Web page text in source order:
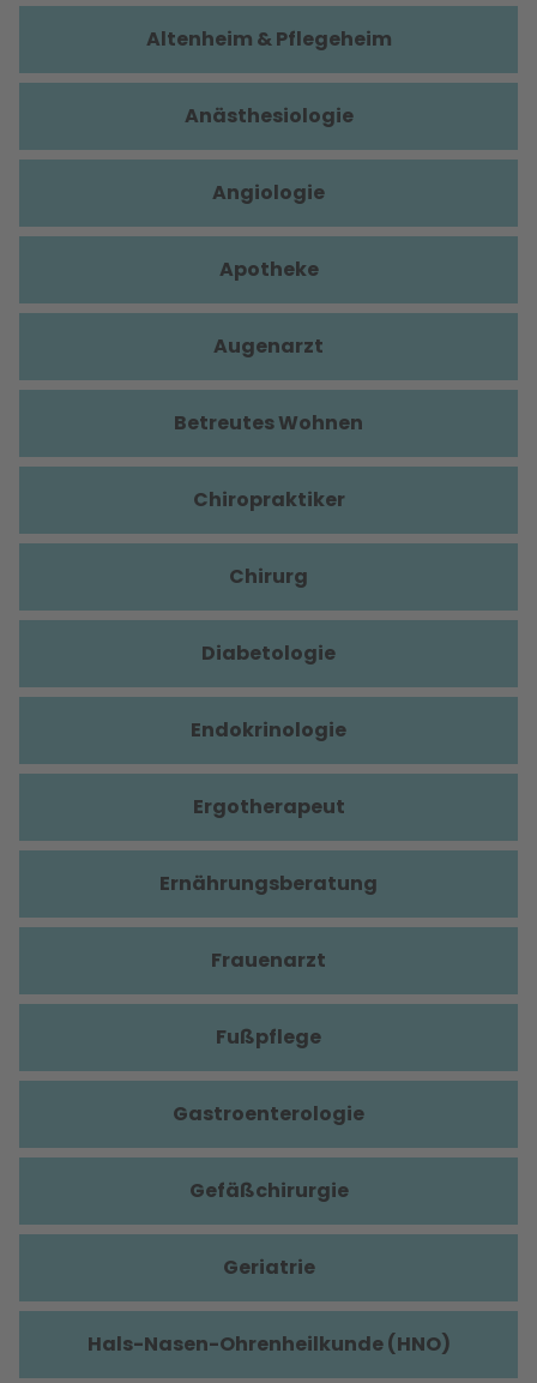
Altenheim & Pflegeheim
Anästhesiologie
Angiologie
Apotheke
Augenarzt
Betreutes Wohnen
Chiropraktiker
Chirurg
Diabetologie
Endokrinologie
Ergotherapeut
Ernährungsberatung
Frauenarzt
Fußpflege
Gastroenterologie
Gefäßchirurgie
Geriatrie
Hals-Nasen-Ohrenheilkunde (HNO)